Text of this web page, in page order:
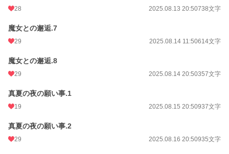
28 2025.08.13 20:50738文字
魔女との邂逅.7
29 2025.08.14 11:50614文字
魔女との邂逅.8
29 2025.08.14 20:50357文字
真夏の夜の願い事.1
19 2025.08.15 20:50937文字
真夏の夜の願い事.2
29 2025.08.16 20:50935文字